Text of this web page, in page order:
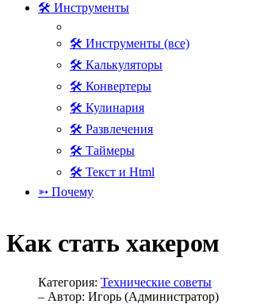
🛠 Инструменты
🛠 Инструменты (все)
🛠 Калькуляторы
🛠 Конвертеры
🛠 Кулинария
🛠 Развлечения
🛠 Таймеры
🛠 Текст и Html
➳ Почему
Как стать хакером
Категория: Технические советы
– Автор: Игорь (Администратор)